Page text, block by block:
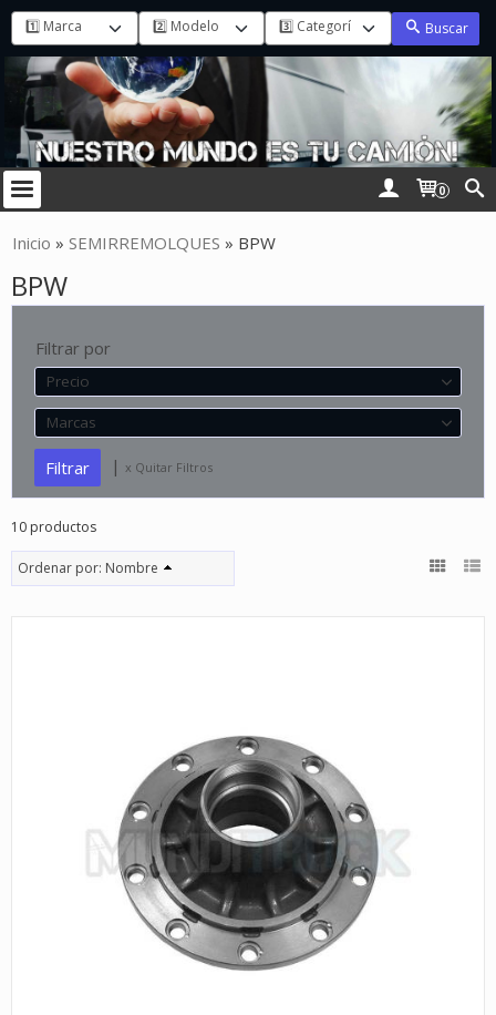
Buscar
0
Inicio » SEMIRREMOLQUES » BPW
BPW
Filtrar por
Precio
Marcas
| x Quitar Filtros
10 productos
Ordenar por: Nombre